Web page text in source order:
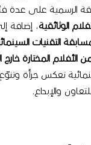
الرسمية على عدة
الوثائقية، إضافة
التقنيات
الأفلام المختارة خارج
تعكس جرأة وتنوّع
والإبداع.